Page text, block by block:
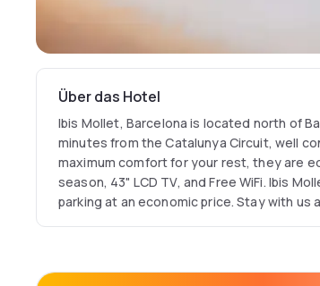
Über das Hotel
Ibis Mollet, Barcelona is located north of
minutes from the Catalunya Circuit, well
maximum comfort for your rest, they are
season, 43" LCD TV, and Free WiFi. Ibis
parking at an economic price. Stay with us